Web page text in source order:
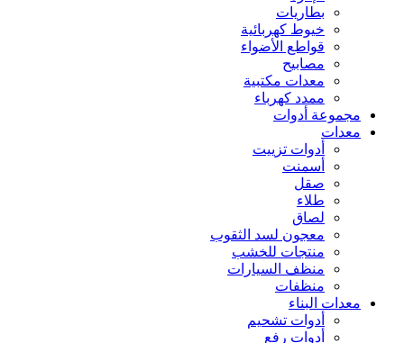
بطاريات
خيوط كهربائية
قواطع الأضواء
مصابيح
معدات مكتبية
ممدد كهرباء
مجموعة أدوات
معدات
أدوات تزييت
أسمنت
صقل
طلاء
لصاق
معجون لسد الثقوب
منتجات للخشب
منظف السيارات
منظفات
معدات البناء
أدوات تشحيم
أدوات رفع